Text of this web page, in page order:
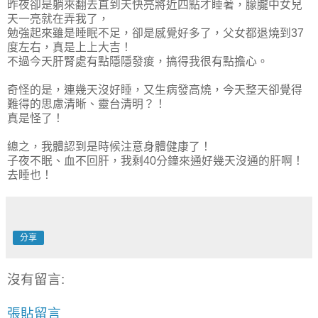
昨夜卻是躺來翻去直到天快亮將近四點才睡著，朦朧中女兒
天一亮就在弄我了，
勉強起來雖是睡眠不足，卻是感覺好多了，父女都退燒到37
度左右，真是上上大吉！
不過今天肝腎處有點隱隱發痠，搞得我很有點擔心。
奇怪的是，連幾天沒好睡，又生病發高燒，今天整天卻覺得
難得的思慮清晰、靈台清明？！
真是怪了！
總之，我體認到是時候注意身體健康了！
子夜不眠、血不回肝，我剩40分鐘來通好幾天沒通的肝啊！
去睡也！
分享
沒有留言:
張貼留言